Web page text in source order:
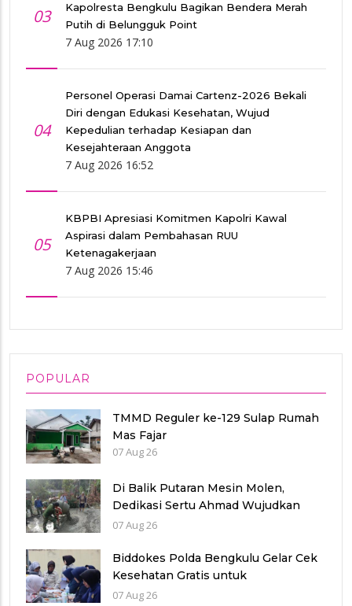
03
Kapolresta Bengkulu Bagikan Bendera Merah
Putih di Belungguk Point
7 Aug 2026 17:10
04
Personel Operasi Damai Cartenz-2026 Bekali
Diri dengan Edukasi Kesehatan, Wujud
Kepedulian terhadap Kesiapan dan
Kesejahteraan Anggota
7 Aug 2026 16:52
05
KBPBI Apresiasi Komitmen Kapolri Kawal
Aspirasi dalam Pembahasan RUU
Ketenagakerjaan
7 Aug 2026 15:46
POPULAR
TMMD Reguler ke-129 Sulap Rumah
Mas Fajar
07 Aug 26
Di Balik Putaran Mesin Molen,
Dedikasi Sertu Ahmad Wujudkan
Jalan Berkualitas
07 Aug 26
Biddokes Polda Bengkulu Gelar Cek
Kesehatan Gratis untuk
Purnawirawan Polri, Wujud
07 Aug 26